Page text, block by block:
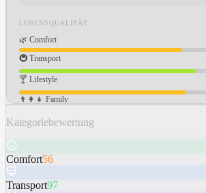
LEBENSQUALITÄT
🌿 Comfort
🚇 Transport
🍸 Lifestyle
👨‍👩‍👧 Family
Kategoriebewertung
Comfort56
Transport97